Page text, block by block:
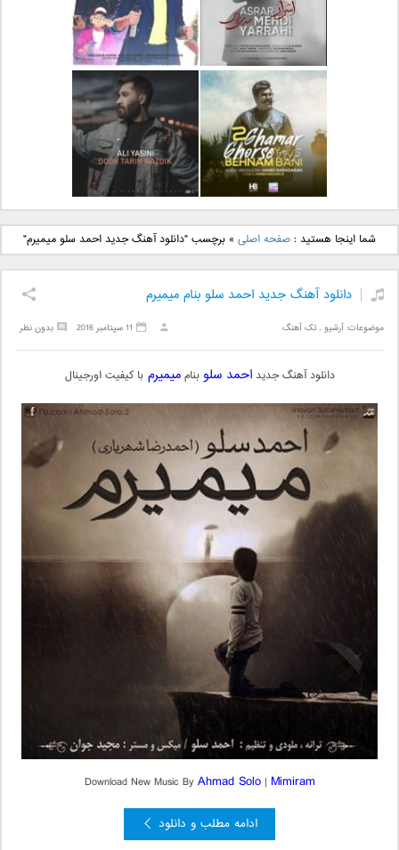
دانلود آهنگ جدید مهدی
یراحی بنام اسرار
دانلود آهنگ جدید فرزاد
فرزین بنام آتیش
دانلود آهنگ جدید بهنام
بانی بنام قرص قمر 2
دانلود آهنگ جدید علی
یاسینی بنام دورترین نزدیک
شما اینجا هستید :صفحه اصلی »برچسب "دانلود آهنگ جدید احمد سلو میمیرم"
دانلود آهنگ جدید احمد سلو بنام میمیرم
موضوعات:آرشیو ,تک آهنگ بدون نظر 11 سپتامبر 2016
دانلود آهنگ جدیداحمد سلوبناممیمیرمبا کیفیت اورجینال
Download New Music ByAhmad Solo| Mimiram
ادامه مطلب و دانلود